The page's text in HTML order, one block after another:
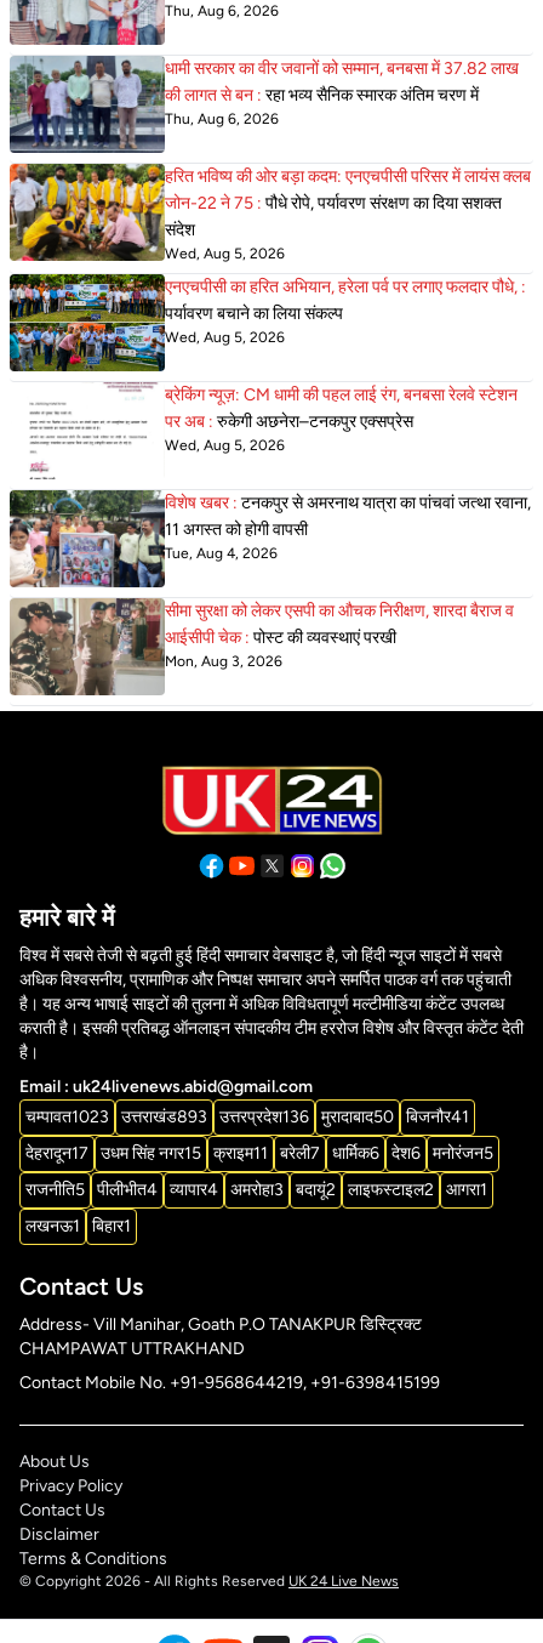
Thu, Aug 6, 2026
धामी सरकार का वीर जवानों को सम्मान, बनबसा में 37.82 लाख
की लागत से बन : रहा भव्य सैनिक स्मारक अंतिम चरण में
Thu, Aug 6, 2026
हरित भविष्य की ओर बड़ा कदम: एनएचपीसी परिसर में लायंस क्लब
जोन-22 ने 75 : पौधे रोपे, पर्यावरण संरक्षण का दिया सशक्त
संदेश
Wed, Aug 5, 2026
एनएचपीसी का हरित अभियान, हरेला पर्व पर लगाए फलदार पौधे, :
पर्यावरण बचाने का लिया संकल्प
Wed, Aug 5, 2026
ब्रेकिंग न्यूज़: CM धामी की पहल लाई रंग, बनबसा रेलवे स्टेशन
पर अब : रुकेगी अछनेरा–टनकपुर एक्सप्रेस
Wed, Aug 5, 2026
विशेष खबर : टनकपुर से अमरनाथ यात्रा का पांचवां जत्था रवाना,
11 अगस्त को होगी वापसी
Tue, Aug 4, 2026
सीमा सुरक्षा को लेकर एसपी का औचक निरीक्षण, शारदा बैराज व
आईसीपी चेक : पोस्ट की व्यवस्थाएं परखी
Mon, Aug 3, 2026
हमारे बारे में
विश्व में सबसे तेजी से बढ़ती हुई हिंदी समाचार वेबसाइट है, जो हिंदी न्यूज साइटों में सबसे
अधिक विश्वसनीय, प्रामाणिक और निष्पक्ष समाचार अपने समर्पित पाठक वर्ग तक पहुंचाती
है। यह अन्य भाषाई साइटों की तुलना में अधिक विविधतापूर्ण मल्टीमीडिया कंटेंट उपलब्ध
कराती है। इसकी प्रतिबद्ध ऑनलाइन संपादकीय टीम हररोज विशेष और विस्तृत कंटेंट देती
है।
Email : uk24livenews.abid@gmail.com
चम्पावत1023 उत्तराखंड893 उत्तरप्रदेश136 मुरादाबाद50 बिजनौर41
देहरादून17 उधम सिंह नगर15 क्राइम11 बरेली7 धार्मिक6 देश6 मनोरंजन5
राजनीति5 पीलीभीत4 व्यापार4 अमरोहा3 बदायूं2 लाइफस्टाइल2 आगरा1
लखनऊ1 बिहार1
Contact Us
Address- Vill Manihar, Goath P.O TANAKPUR डिस्ट्रिक्ट
CHAMPAWAT UTTRAKHAND
Contact Mobile No. +91-9568644219, +91-6398415199
About Us
Privacy Policy
Contact Us
Disclaimer
Terms & Conditions
© Copyright 2026 - All Rights Reserved UK 24 Live News